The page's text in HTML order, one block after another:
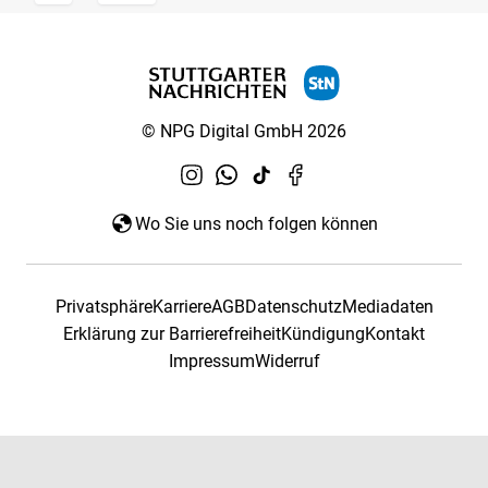
© NPG Digital GmbH 2026
Wo Sie uns noch folgen können
PrivatsphäreKarriereAGBDatenschutzMediadaten
Erklärung zur BarrierefreiheitKündigungKontakt
ImpressumWiderruf